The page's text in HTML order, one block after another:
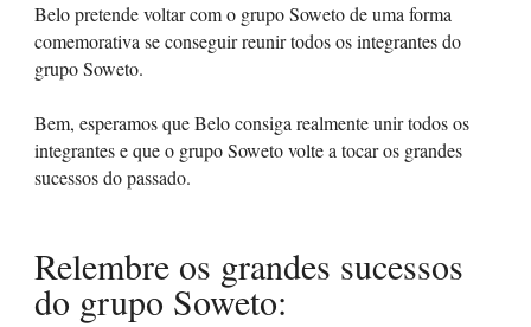
Belo pretende voltar com o grupo Soweto de uma forma
comemorativa se conseguir reunir todos os integrantes do
grupo Soweto.
Bem, esperamos que Belo consiga realmente unir todos os
integrantes e que o grupo Soweto volte a tocar os grandes
sucessos do passado.
Relembre os grandes sucessos
do grupo Soweto: